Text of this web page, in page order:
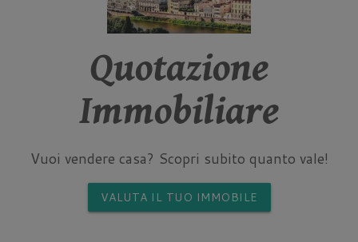
Quotazione
Immobiliare
Vuoi vendere casa? Scopri subito quanto vale!
VALUTA IL TUO IMMOBILE